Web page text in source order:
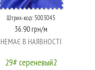
Штрих-код: 5003045
36.90 грн/м
НЕМАЄ В НАЯВНОСТІ
29# сереневый2